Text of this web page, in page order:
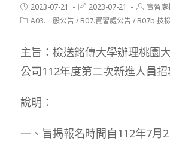
Post
published:
2023-07-21
Post
modified:
2023-07-21
Post
author:
實習
PostA03.一般公告/ B07.實習處公告/ B07b.技
主旨：檢送銘傳大學辦理桃園
公司112年度第二次新進人員招
說明：
一、旨揭報名時間自112年7月